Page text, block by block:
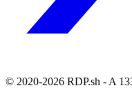
© 2020-2026 RDP.sh - A